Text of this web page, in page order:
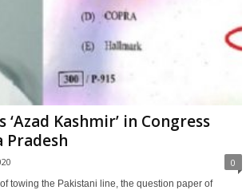
‘Azad Kashmir’ in Congress
Pradesh
0
towing the Pakistani line, the question paper of